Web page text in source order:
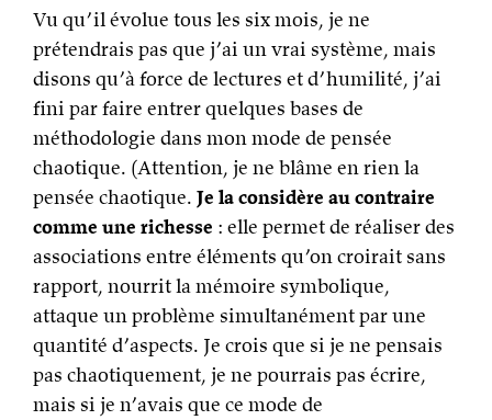
Vu qu’il évolue tous les six mois, je ne
prétendrais pas que j’ai un vrai système, mais
disons qu’à force de lectures et d’humilité, j’ai
fini par faire entrer quelques bases de
méthodologie dans mon mode de pensée
chaotique. (Attention, je ne blâme en rien la
pensée chaotique. Je la considère au contraire
comme une richesse : elle permet de réaliser des
associations entre éléments qu’on croirait sans
rapport, nourrit la mémoire symbolique,
attaque un problème simultanément par une
quantité d’aspects. Je crois que si je ne pensais
pas chaotiquement, je ne pourrais pas écrire,
mais si je n’avais que ce mode de